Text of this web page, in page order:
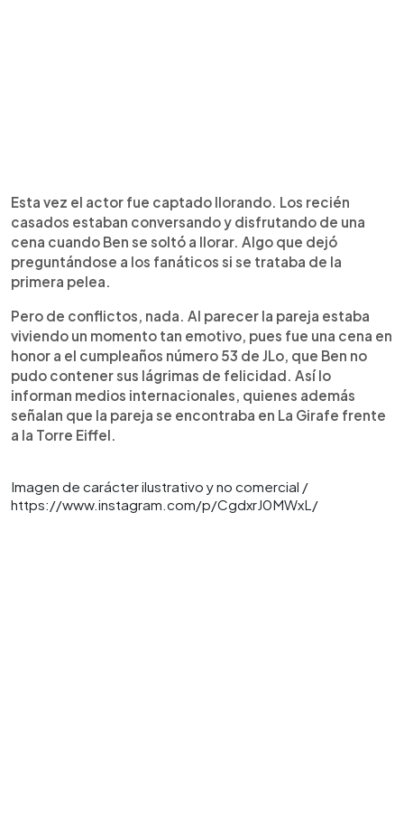
Esta vez el actor fue captado llorando. Los recién
casados estaban conversando y disfrutando de una
cena cuando Ben se soltó a llorar. Algo que dejó
preguntándose a los fanáticos si se trataba de la
primera pelea.
Pero de conflictos, nada. Al parecer la pareja estaba
viviendo un momento tan emotivo, pues fue una cena en
honor a el cumpleaños número 53 de JLo, que Ben no
pudo contener sus lágrimas de felicidad. Así lo
informan medios internacionales, quienes además
señalan que la pareja se encontraba en La Girafe frente
a la Torre Eiffel.
Imagen de carácter ilustrativo y no comercial /
https://www.instagram.com/p/CgdxrJ0MWxL/